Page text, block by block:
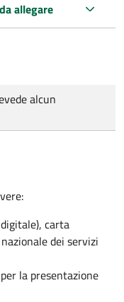
allegare
alcun
carta
dei servizi
la presentazione